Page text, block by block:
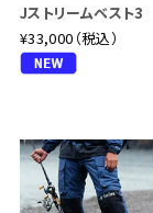
Jストリームベスト3
¥33,000（税込）